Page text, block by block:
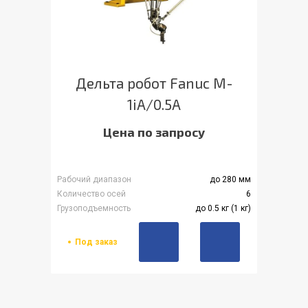
Дельта робот Fanuc M-
1iA/0.5A
Цена по запросу
Рабочий диапазон
до 280 мм
Количество осей
6
Грузоподъемность
до 0.5 кг (1 кг)
Под заказ